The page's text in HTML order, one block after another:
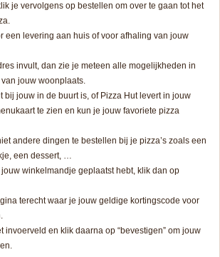
je vervolgens op bestellen om over te gaan tot het
een levering aan huis of voor afhaling van jouw
invult, dan zie je meteen alle mogelijkheden in
jouw woonplaats.
bij jouw in de buurt is, of Pizza Hut levert in jouw
te zien en kun je jouw favoriete pizza
andere dingen te bestellen bij je pizza’s zoals een
een dessert, …
winkelmandje geplaatst hebt, klik dan op
terecht waar je jouw geldige kortingscode voor
invoerveld en klik daarna op “bevestigen” om jouw